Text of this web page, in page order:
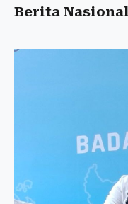
Berita Nasional